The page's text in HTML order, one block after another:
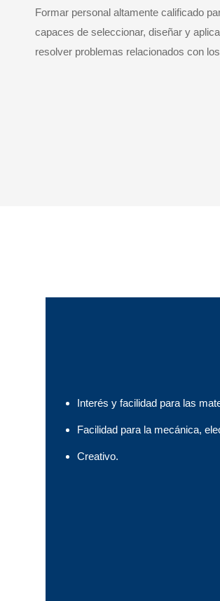
Formar personal altamente calificado
capaces de seleccionar, diseñar y
resolver problemas relacionados con
Interés y facilidad para las
Facilidad para la mecánica,
Creativo.